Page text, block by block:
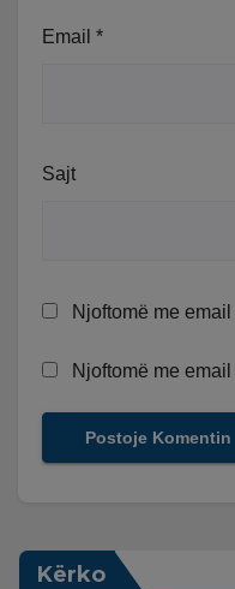
Email *
Sajt
Njoftomë me
Njoftomë me
Kërko